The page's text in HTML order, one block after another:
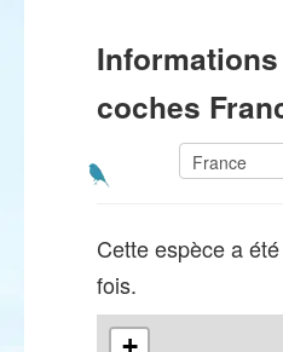
coches
Cette espèce a
fois.